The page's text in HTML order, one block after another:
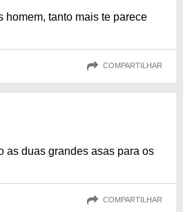
homem, tanto mais te parece
COMPARTILHAR
as duas grandes asas para os
COMPARTILHAR